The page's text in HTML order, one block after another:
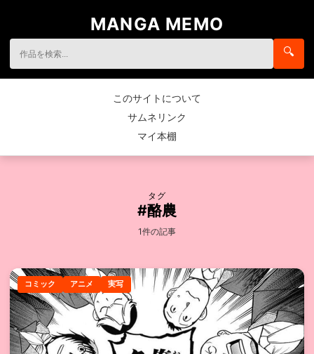
MANGA MEMO
🔍
このサイトについて
サムネリンク
マイ本棚
タグ
#酪農
1件の記事
コミック アニメ 実写